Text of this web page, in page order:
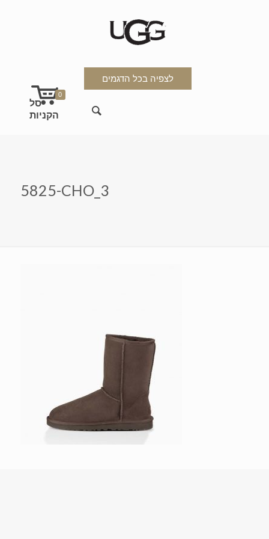
לצפיה בכל הדגמים
0
5825-CHO_3